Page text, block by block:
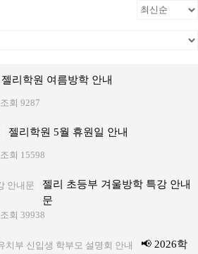
젤리학원 여름방학 안내
조회 9287
젤리학원 5월 휴원일 안내
조회 15598
젤리 초등부 겨울방학 특강 안내
문
조회 39938
📢 2026학